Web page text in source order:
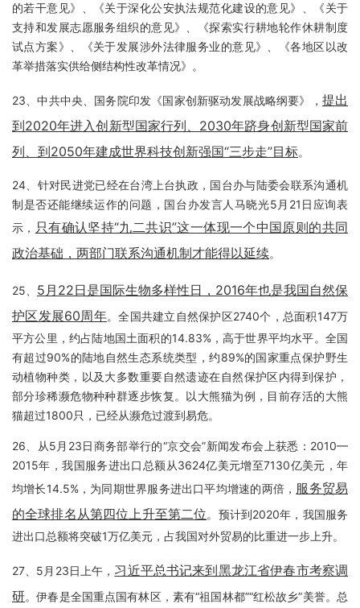
的若干意见》、《关于深化公安执法规范化建设的意见》、《关于
支持和发展志愿服务组织的意见》、《探索实行耕地轮作休耕制度
试点方案》、《关于发展涉外法律服务业的意见》、《各地区以改
革举措落实供给侧结构性改革情况》。
23、中共中央、国务院印发《国家创新驱动发展战略纲要》， 提出
到2020年进入创新型国家行列、2030年跻身创新型国家前
列、到2050年建成世界科技创新强国“三步走”目标。
24、针对民进党已经在台湾上台执政，国台办与陆委会联系沟通机
制是否还能继续运作的问题，国台办发言人马晓光5月21日应询表
示， 只有确认坚持“九二共识”这一体现一个中国原则的共同
政治基础，两部门联系沟通机制才能得以延续。
25、 5月22日是国际生物多样性日，2016年也是我国自然保
护区发展60周年。全国共建立自然保护区2740个，总面积147万
平方公里，约占陆地国土面积的14.83%，高于世界平均水平。全国
有超过90%的陆地自然生态系统类型，约89%的国家重点保护野生
动植物种类，以及大多数重要自然遗迹在自然保护区内得到保护，
部分珍稀濒危物种种群逐步恢复。以大熊猫为例，目前存活的大熊
猫超过1800只，已经从濒危过渡到易危。
26、从5月23日商务部举行的“京交会”新闻发布会上获悉：2010—
2015年，我国服务进出口总额从3624亿美元增至7130亿美元，年
均增长14.5%，为同期世界服务进出口平均增速的两倍， 服务贸易
的全球排名从第四位上升至第二位。预计到2020年，我国服务
进出口总额将突破1万亿美元，占我国对外贸易的比重进一步上升。
27、5月23日上午， 习近平总书记来到黑龙江省伊春市考察调
研。伊春是全国重点国有林区，素有“祖国林都”“红松故乡”美誉。总